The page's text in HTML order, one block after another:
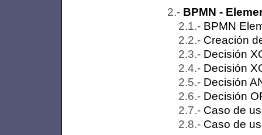
BPMN -
BPMN
Creación
Decisión
Decisión
Decisión
Decisión
Caso de
Caso de